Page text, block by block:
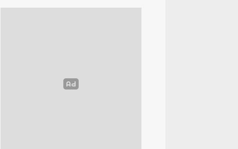
SMK Negeri 10